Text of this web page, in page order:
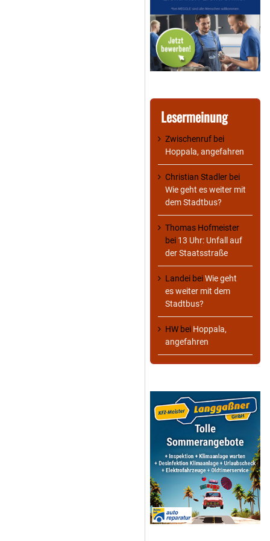
Lesermeinung
Zwischenruf bei
Hoppala, angefahren
Christian Stadler bei
Wie geht es weiter mit
dem Stadtbus?
Thomas Hofmeister
bei 13 Uhr: Unfall auf
der Staatsstraße
Landei beiWie geht
es weiter mit dem
Stadtbus?
HW bei Hoppala,
angefahren